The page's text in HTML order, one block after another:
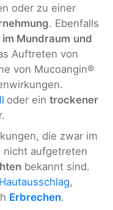
oder zu einer
. Ebenfalls
Mundraum und
Auftreten von
von Mucoangin®
oder ein trockener
die zwar im
nicht aufgetreten
bekannt sind.
Hautausschlag,
Erbrechen.